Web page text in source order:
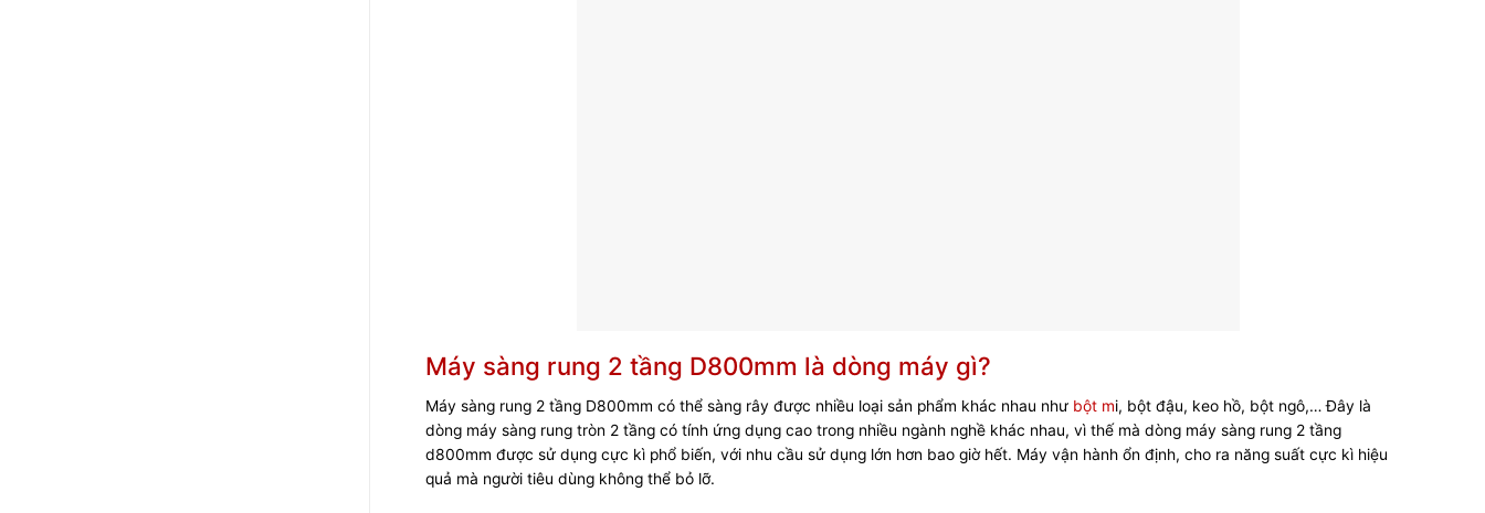
Máy sàng rung 2 tầng D800mm là dòng máy gì?
Máy sàng rung 2 tầng D800mm có thể sàng rây được nhiều loại sản phẩm khác nhau như bột mi, bột đậu, keo hồ, bột ngô,…Đây là
dòng máy sàng rung tròn 2 tầng có tính ứng dụng cao trong nhiều ngành nghề khác nhau, vì thế mà dòng máy sàng rung 2 tầng
d800mm được sử dụng cực kì phổ biến, với nhu cầu sử dụng lớn hơn bao giờ hết. Máy vận hành ổn định, cho ra năng suất cực kì hiệu
quả mà người tiêu dùng không thể bỏ lỡ.